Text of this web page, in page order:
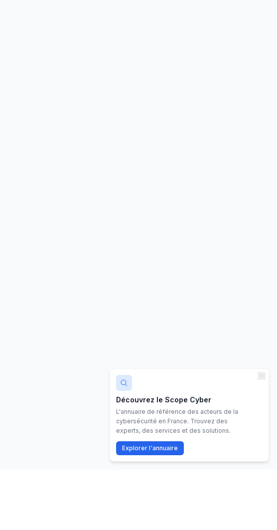
Découvrez le Scope Cyber
L'annuaire de référence des acteurs de la
cybersécurité en France. Trouvez des
experts, des services et des solutions.
Explorer l'annuaire